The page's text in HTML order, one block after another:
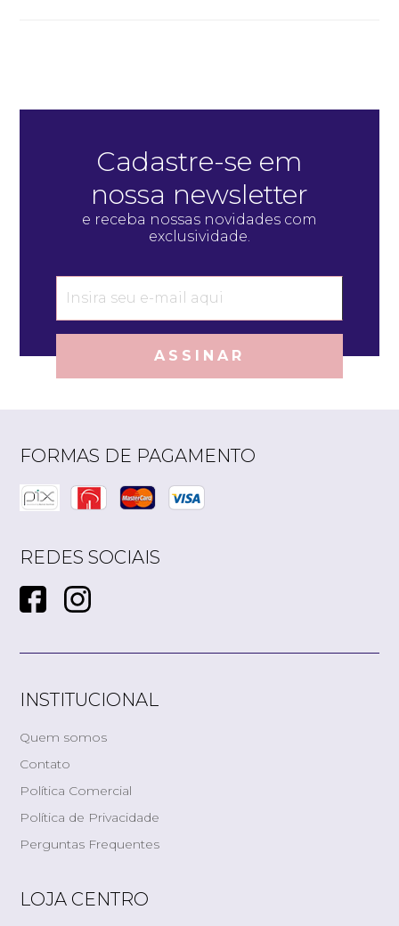
Cadastre-se em
nossa newsletter
e receba nossas novidades com
exclusividade.
ASSINAR
FORMAS DE PAGAMENTO
REDES SOCIAIS
INSTITUCIONAL
Quem somos
Contato
Política Comercial
Política de Privacidade
Perguntas Frequentes
LOJA CENTRO